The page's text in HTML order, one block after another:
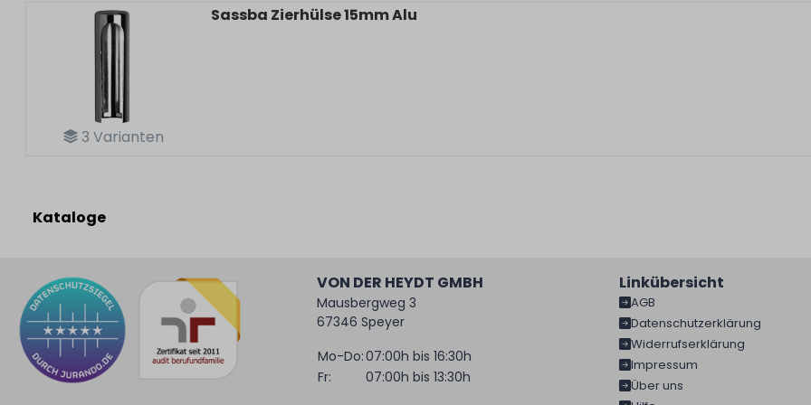
3 Varianten
Sassba Zierhülse 15mm Alu
Kataloge
VON DER HEYDT GMBH
Mausbergweg 3
67346 Speyer
Mo-Do:07:00h bis 16:30h
Fr:
07:00h bis 13:30h
Linkübersicht
AGB
Datenschutzerklärung
Widerrufserklärung
Impressum
Über uns